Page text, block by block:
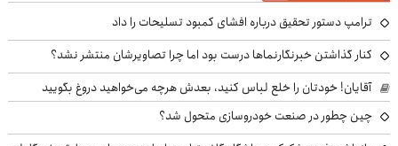
ترامپ دستور تحقیق درباره افشای کمبود تسلیحات را داد
کنار گذاشتن خبرنگارنماها درست بود اما چرا تصاویرشان منتشر نشد؟
آقایان! خودتان را خلع لباس کنید، بعدش هرچه می‌خواهید دروغ بگویید
چین چطور در صنعت خودروسازی متحول شد؟